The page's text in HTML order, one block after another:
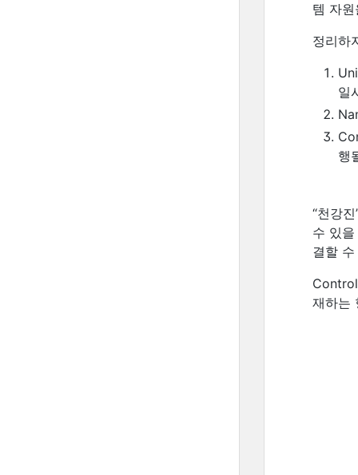
템 자
정리하
일
행
“천강
수 있
결할
재하는